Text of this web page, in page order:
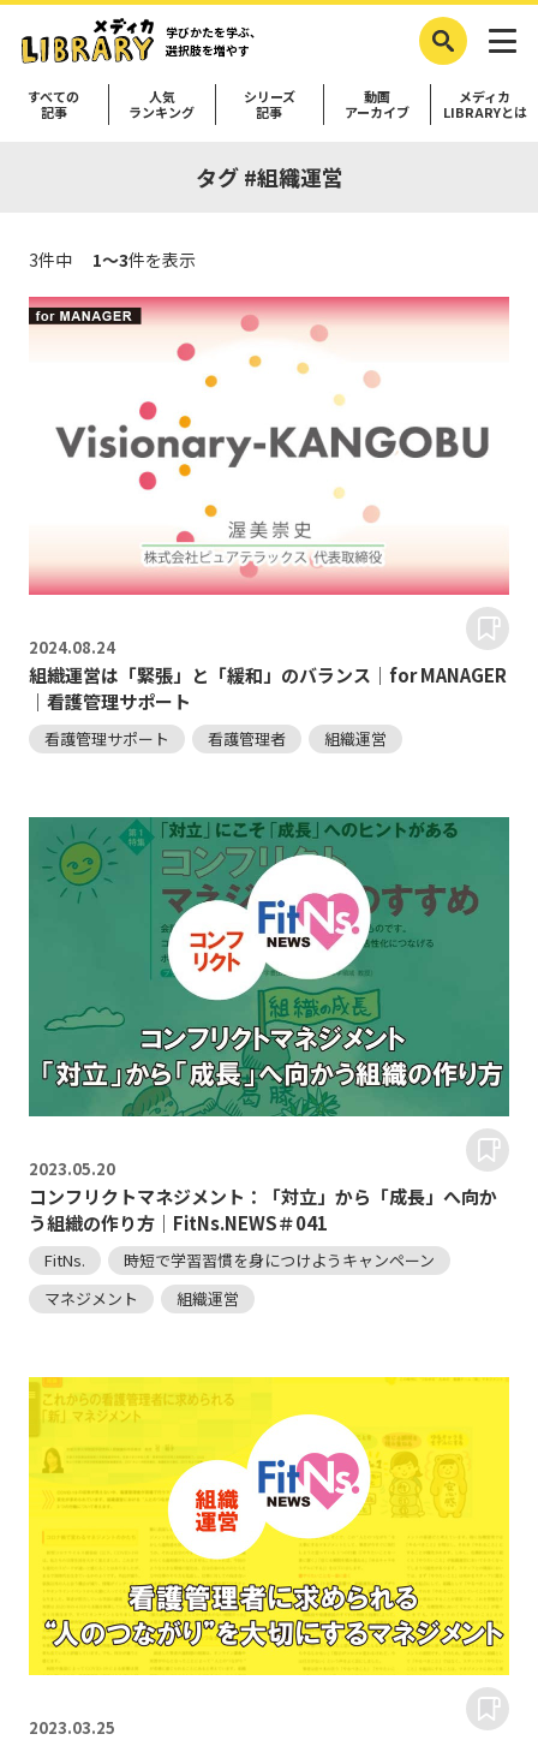
学びかたを学ぶ、
選択肢を増やす
すべての
記事
人気
ランキング
シリーズ
記事
動画
アーカイブ
メディカ
LIBRARYとは
タグ #組織運営
3件中 1～3件を表示
2024.08.24
組織運営は「緊張」と「緩和」のバランス｜for MANAGER
｜看護管理サポート
看護管理サポート 看護管理者 組織運営
2023.05.20
コンフリクトマネジメント：「対立」から「成長」へ向か
う組織の作り方｜FitNs.NEWS＃041
FitNs.
時短で学習習慣を身につけようキャンペーン
マネジメント
組織運営
2023.03.25